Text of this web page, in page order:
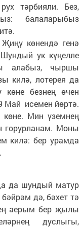
тәрбияли. Без,
балаларыбыз
көнендә генә
ук күңелле
алабыз, чыршы
килә, лотерея да
безнең өчен
Май исемен йөртә.
Мин үземнең
горурланам. Моны
килә: бер урамда
да шундый матур
дә, бәхет тә
аерым бер җылы
дуслыгы,